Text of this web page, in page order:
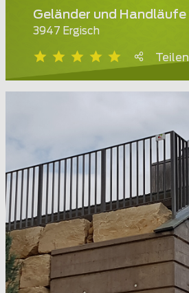
Geländer und Handläufe
3947 Ergisch
Teilen